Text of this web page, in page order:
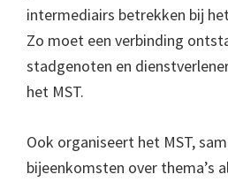
intermediairs betrekken bij
Zo moet een verbinding
stadgenoten en
het MST.
Ook organiseert het MST,
bijeenkomsten over thema’s